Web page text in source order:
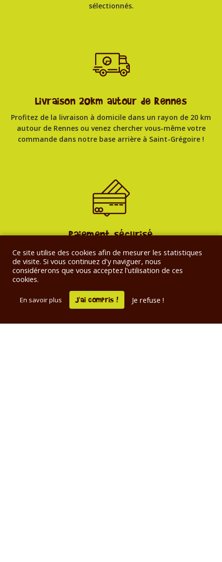
sélectionnés.
Livraison 20km autour de Rennes
Profitez de la livraison à domicile dans un rayon de 20 km
autour de Rennes ou venez chercher vous-même votre
commande dans notre base arrière à Saint-Grégoire !
Paiement sécurisé
Peur de commander de la bière en ligne ? Ne vous inquiétez
pas. Le paiement par carte bancaire est sécurisé sur notre
site !
Ce site utilise des cookies afin de mesurer les statistiques
de visite. Si vous continuez d'y naviguer, nous
considérerons que vous acceptez l'utilisation de ces
cookies.
En savoir plus J'ai compris ! Je refuse !